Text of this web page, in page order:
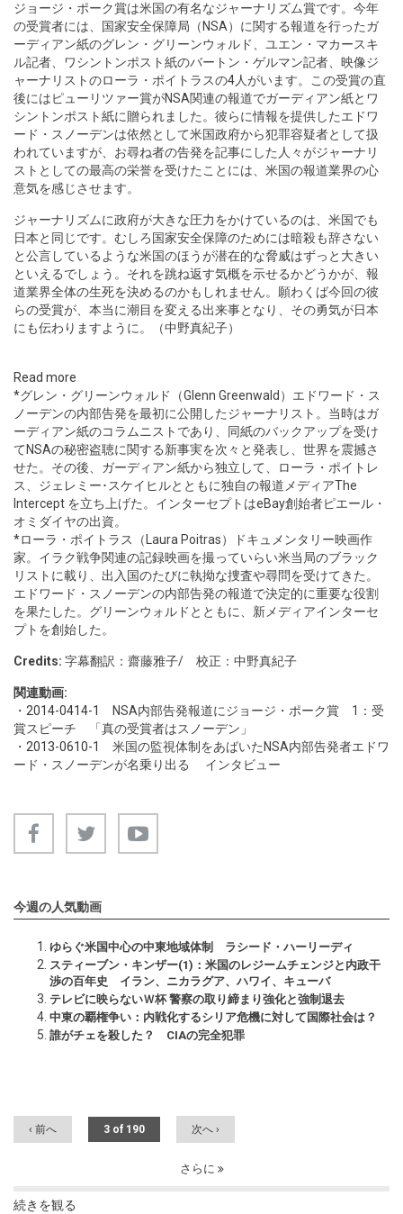
ジョージ・ポーク賞は米国の有名なジャーナリズム賞です。今年
の受賞者には、国家安全保障局（NSA）に関する報道を行ったガ
ーディアン紙のグレン・グリーンウォルド、ユエン・マカースキ
ル記者、ワシントンポスト紙のバートン・ゲルマン記者、映像ジ
ャーナリストのローラ・ポイトラスの4人がいます。この受賞の直
後にはピューリツァー賞がNSA関連の報道でガーディアン紙とワ
シントンポスト紙に贈られました。彼らに情報を提供したエドワ
ード・スノーデンは依然として米国政府から犯罪容疑者として扱
われていますが、お尋ね者の告発を記事にした人々がジャーナリ
ストとしての最高の栄誉を受けたことには、米国の報道業界の心
意気を感じさせます。
ジャーナリズムに政府が大きな圧力をかけているのは、米国でも
日本と同じです。むしろ国家安全保障のためには暗殺も辞さない
と公言しているような米国のほうが潜在的な脅威はずっと大きい
といえるでしょう。それを跳ね返す気概を示せるかどうかが、報
道業界全体の生死を決めるのかもしれません。願わくば今回の彼
らの受賞が、本当に潮目を変える出来事となり、その勇気が日本
にも伝わりますように。（中野真紀子）
Read more
*グレン・グリーンウォルド（Glenn Greenwald）エドワード・ス
ノーデンの内部告発を最初に公開したジャーナリスト。当時はガ
ーディアン紙のコラムニストであり、同紙のバックアップを受け
てNSAの秘密盗聴に関する新事実を次々と発表し、世界を震撼さ
せた。その後、ガーディアン紙から独立して、ローラ・ポイトレ
ス、ジェレミー･スケイヒルとともに独自の報道メディアThe
Intercept を立ち上げた。インターセプトはeBay創始者ピエール・
オミダイヤの出資。
*ローラ・ポイトラス（Laura Poitras）ドキュメンタリー映画作
家。イラク戦争関連の記録映画を撮っていらい米当局のブラック
リストに載り、出入国のたびに執拗な捜査や尋問を受けてきた。
エドワード・スノーデンの内部告発の報道で決定的に重要な役割
を果たした。グリーンウォルドとともに、新メディアインターセ
プトを創始した。
Credits: 字幕翻訳：齋藤雅子/ 校正：中野真紀子
関連動画:
・ 2014-0414-1
NSA内部告発報道にジョージ・ポーク賞 1：受
賞スピーチ 「真の受賞者はスノーデン」
・ 2013-0610-1
米国の監視体制をあばいたNSA内部告発者エドワ
ード・スノーデンが名乗り出る インタビュー
今週の人気動画
ゆらぐ米国中心の中東地域体制 ラシード・ハーリーディ
スティーブン・キンザー(1)：米国のレジームチェンジと内政干
渉の百年史 イラン、ニカラグア、ハワイ、キューバ
テレビに映らないＷ杯 警察の取り締まり強化と強制退去
中東の覇権争い：内戦化するシリア危機に対して国際社会は？
誰がチェを殺した？ CIAの完全犯罪
‹ 前へ 3 of 190 次へ ›
さらに
続きを観る